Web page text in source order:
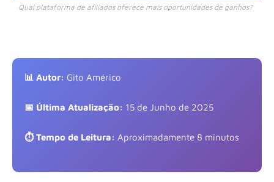
Qual plataforma de afiliados oferece mais oportunidades de ganhos?
📊 Autor: Gito Américo
📅 Última Atualização: 15 de Junho de 2025
⏱️ Tempo de Leitura: Aproximadamente 8 minutos